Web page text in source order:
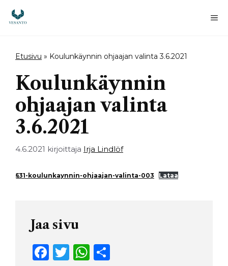
sisältöön
Etusivu » Koulunkäynnin ohjaajan valinta 3.6.2021
Koulunkäynnin
ohjaajan valinta
3.6.2021
4.6.2021 kirjoittaja Irja Lindlöf
§31-koulunkaynnin-ohjaajan-valinta-003 Lataa
Jaa sivu
F
T
W